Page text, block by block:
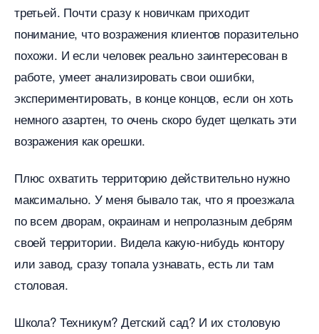
третьей. Почти сразу к новичкам приходит
понимание, что возражения клиентов поразительно
похожи. И если человек реально заинтересован
работе, умеет анализировать свои ошибки,
экспериментировать, в конце концов, если он хоть
немного азартен, то очень скоро будет щелкать эти
озражения как орешки.
Плюс охватить территорию действительно нужно
максимально. У меня бывало так, что я проезжала
по всем дворам, окраинам и непролазным дебрям
своей территории. Видела какую-нибудь контору
или завод, сразу топала узнавать, есть ли там
столовая.
Школа? Техникум? Детский сад? И их столовую